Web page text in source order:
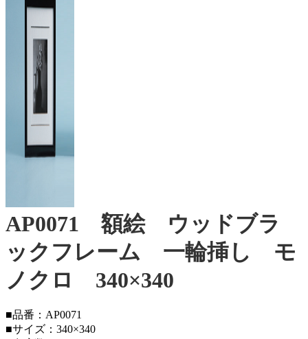
AP0071 額絵 ウッドブラ
ックフレーム 一輪挿し モ
ノクロ 340×340
■品番：AP0071
■サイズ：340×340